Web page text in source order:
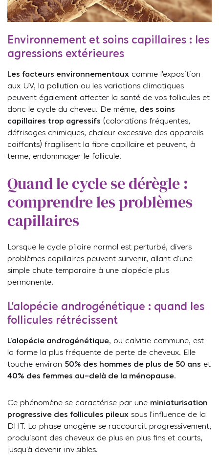
Environnement et soins capillaires : les
agressions extérieures
Les facteurs environnementaux comme l’exposition
aux UV, la pollution ou les variations climatiques
peuvent également affecter la santé de vos follicules et
donc le cycle du cheveu. De même, des soins
capillaires trop agressifs (colorations fréquentes,
défrisages chimiques, chaleur excessive des appareils
coiffants) fragilisent la fibre capillaire et peuvent, à
terme, endommager le follicule.
Quand le cycle se dérègle :
comprendre les problèmes
capillaires
Lorsque le cycle pilaire normal est perturbé, divers
problèmes capillaires peuvent survenir, allant d’une
simple chute temporaire à une alopécie plus
permanente.
L’alopécie androgénétique : quand les
follicules rétrécissent
L’alopécie androgénétique, ou calvitie commune, est
la forme la plus fréquente de perte de cheveux. Elle
touche environ 50% des hommes de plus de 50 ans et
40% des femmes au-delà de la ménopause.
Ce phénomène se caractérise par une miniaturisation
progressive des follicules pileux sous l’influence de la
DHT. La phase anagène se raccourcit progressivement,
produisant des cheveux de plus en plus fins et courts,
jusqu’à devenir invisibles.